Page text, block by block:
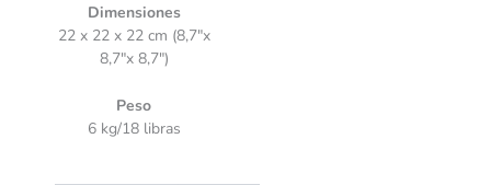
Dimensiones
22 x 22 x 22 cm (8,7″x
8,7″x 8,7″)
Peso
6 kg/18 libras